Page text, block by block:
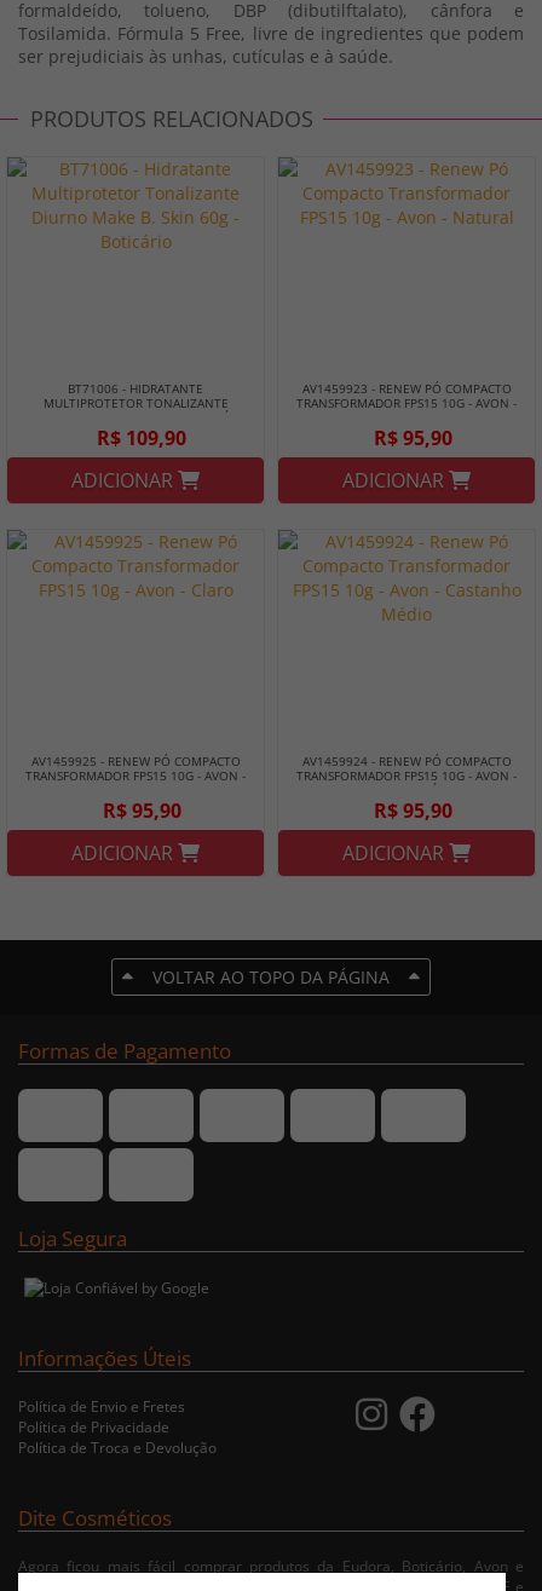
formaldeído, tolueno, DBP (dibutilftalato), cânfora e
Tosilamida. Fórmula 5 Free, livre de ingredientes que podem
ser prejudiciais às unhas, cutículas e à saúde.
PRODUTOS RELACIONADOS
BT71006 - HIDRATANTE
MULTIPROTETOR TONALIZANTE
DIURNO MAKE B. SKIN 60G - BOTICÁRIO
R$ 109,90
ADICIONAR
AV1459923 - RENEW PÓ COMPACTO
TRANSFORMADOR FPS15 10G - AVON -
R$ 95,90
ADICIONAR
AV1459925 - RENEW PÓ COMPACTO
TRANSFORMADOR FPS15 10G - AVON -
R$ 95,90
ADICIONAR
AV1459924 - RENEW PÓ COMPACTO
TRANSFORMADOR FPS15 10G - AVON -
CASTANHO MÉDIO
R$ 95,90
ADICIONAR
VOLTAR AO TOPO DA PÁGINA
Formas de Pagamento
Loja Segura
Informações Úteis
Política de Envio e Fretes
Política de Privacidade
Política de Troca e Devolução
Dite Cosméticos
Agora ficou mais fácil comprar produtos da Eudora, Boticário, Avon e